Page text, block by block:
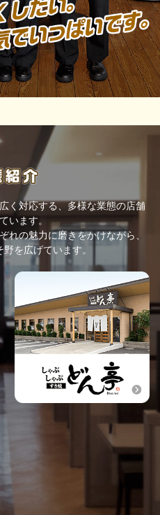
く対応する、多様な業態の店舗
います。
れの魅力に磨きをかけながら、
を広げています。